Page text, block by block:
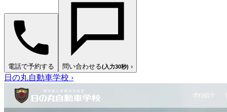
電話で予約する 問い合わせる(入力30秒) ›
日の丸自動車学校 ›